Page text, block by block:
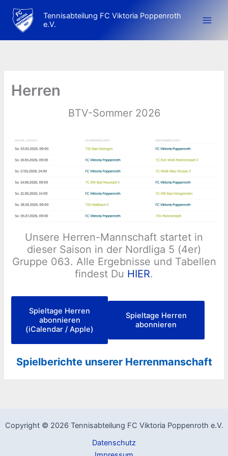
Inhalt
springen
Tennisabteilung FC Viktoria Poppenroth
e.V.
Herren
BTV-Sommer 2026
Unsere Herren-Mannschaft startet in
dieser Saison in der Nordliga 5 (4er)
Gruppe 063. Alle Ergebnisse und Tabellen
findest Du HIER.
Spieltage Herren
abonnieren
(iCalendar / Apple)
Spieltage Herren
abonnieren
Spielberichte unserer Herrenmanschaft
Copyright © 2026 Tennisabteilung FC Viktoria Poppenroth e.V.
Datenschutz